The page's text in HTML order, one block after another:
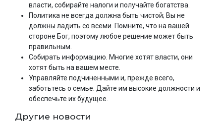
власти, собирайте налоги и получайте богатства.
Политика не всегда должна быть чистой; Вы не
должны ладить со всеми. Помните, что на вашей
стороне Бог, поэтому любое решение может быть
правильным.
Собирать информацию. Многие хотят власти, они
хотят быть на вашем месте.
Управляйте подчиненными и, прежде всего,
заботьтесь о семье. Дайте им высокие должности и
обеспечьте их будущее.
Другие новости